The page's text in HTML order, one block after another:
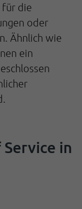
für die
oder
Ähnlich wie
ein
in